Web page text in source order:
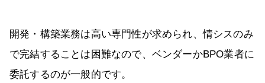
開発・構築業務は高い専門性が求められ、情シスのみ
で完結することは困難なので、ベンダーかBPO業者に
委託するのが一般的です。